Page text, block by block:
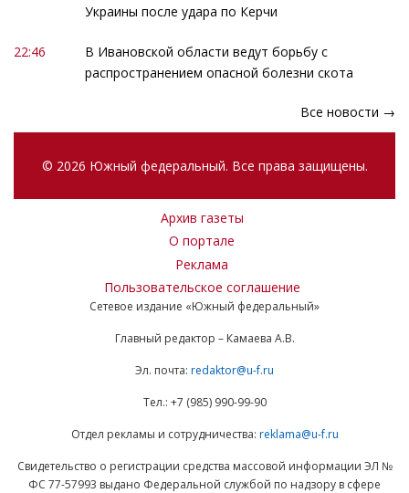
Украины после удара по Керчи
22:46
В Ивановской области ведут борьбу с
распространением опасной болезни скота
Все новости →
© 2026 Южный федеральный. Все права защищены.
Архив газеты
О портале
Реклама
Пользовательское соглашение
Сетевое издание «Южный федеральный»
Главный редактор – Камаева А.В.
Эл. почта: redaktor@u-f.ru
Тел.: +7 (985) 990-99-90
Отдел рекламы и сотрудничества: reklama@u-f.ru
Свидетельство о регистрации средства массовой информации ЭЛ №
ФС 77-57993 выдано Федеральной службой по надзору в сфере